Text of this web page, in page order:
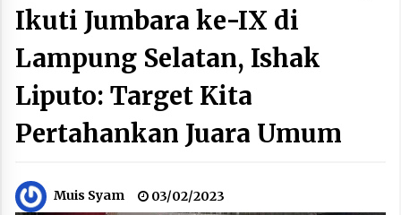
Ikuti Jumbara ke-IX di
Lampung Selatan, Ishak
Liputo: Target Kita
Pertahankan Juara Umum
Muis Syam 03/02/2023